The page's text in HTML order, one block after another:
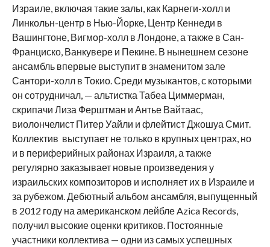
Израиле, включая такие залы, как Карнеги-холл и
Линкольн-центр в Нью-Йорке, Центр Кеннеди в
Вашингтоне, Вигмор-холл в Лондоне, а также в Сан-
Франциско, Ванкувере и Пекине. В нынешнем сезоне
ансамбль впервые выступит в знаменитом зале
Сантори-холл в Токио. Среди музыкантов, с которыми
он сотрудничал, — альтистка Табеа Циммерман,
скрипачи Лиза Ферштман и Антье Вайтаас,
виолончелист Питер Уайли и флейтист Джошуа Смит.
Коллектив выступает не только в крупных центрах, но
и в периферийных районах Израиля, а также
регулярно заказывает новые произведения у
израильских композиторов и исполняет их в Израиле и
за рубежом. Дебютный альбом ансамбля, выпущенный
в 2012 году на американском лейбле Azica Records,
получил высокие оценки критиков. Постоянные
участники коллектива — одни из самых успешных